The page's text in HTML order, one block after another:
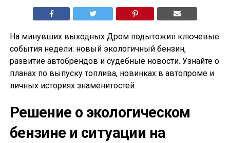
На минувших выходных Дром подытожил ключевые
события недели: новый экологичный бензин,
развитие автобрендов и судебные новости. Узнайте о
планах по выпуску топлива, новинках в автопроме и
личных историях знаменитостей.
Решение о экологическом
бензине и ситуации на